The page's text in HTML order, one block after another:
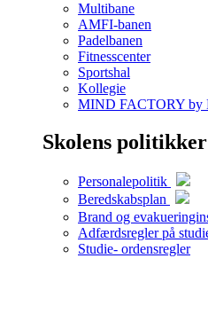
Multibane
AMFI-banen
Padelbanen
Fitnesscenter
Sportshal
Kollegie
MIND FACTORY by
Skolens politikker
Personalepolitik
Beredskabsplan
Brand og
Adfærdsregler på
Studie- ordensregler